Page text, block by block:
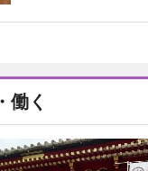
働く